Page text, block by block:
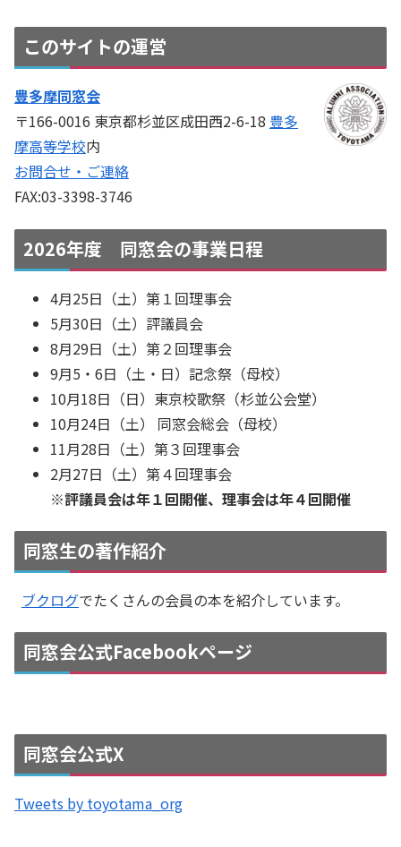
このサイトの運営
豊多摩同窓会
〒166-0016 東京都杉並区成田西2-6-18 豊多
摩高等学校内
お問合せ・ご連絡
FAX:03-3398-3746
2026年度 同窓会の事業日程
4月25日（土）第１回理事会
5月30日（土）評議員会
8月29日（土）第２回理事会
9月5・6日（土・日）記念祭（母校）
10月18日（日）東京校歌祭（杉並公会堂）
10月24日（土） 同窓会総会（母校）
11月28日（土）第３回理事会
2月27日（土）第４回理事会
※評議員会は年１回開催、理事会は年４回開催
同窓生の著作紹介
ブクログでたくさんの会員の本を紹介しています。
同窓会公式Facebookページ
同窓会公式X
Tweets by toyotama_org